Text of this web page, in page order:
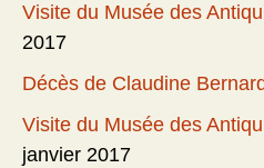
Visite du Musée des
2017
Décès de Claudine
Visite du Musée des
janvier 2017